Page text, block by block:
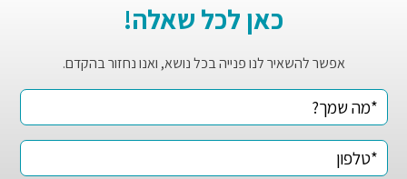
כאן לכל שאלה!
אפשר להשאיר לנו פנייה בכל נושא, ואנו נחזור בהקדם.